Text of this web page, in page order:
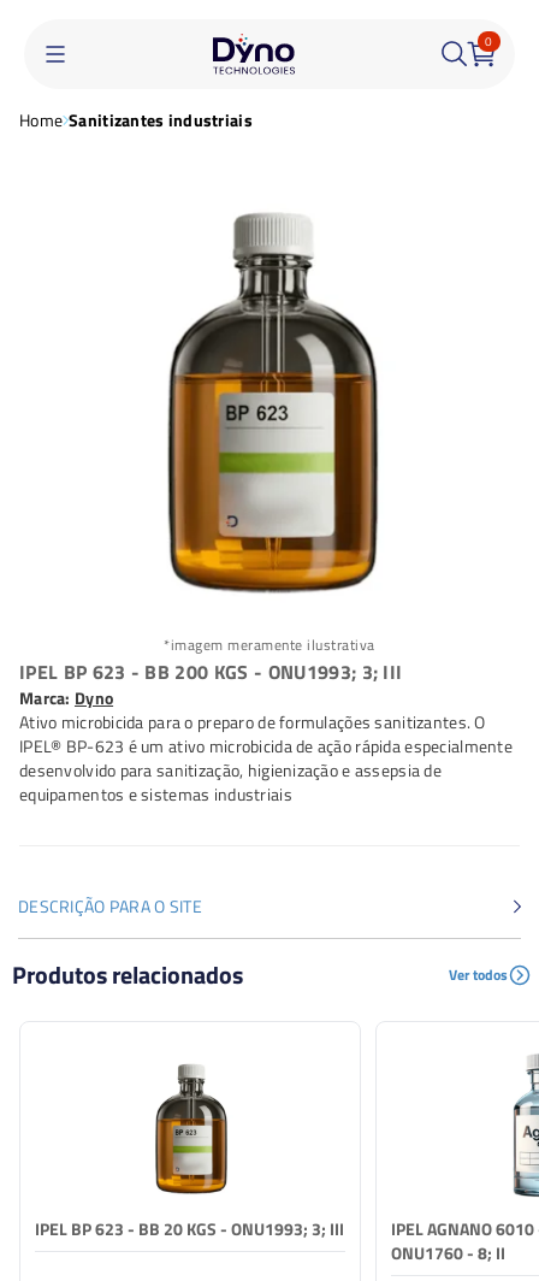
0
Home Sanitizantes industriais
*imagem meramente ilustrativa
IPEL BP 623 - BB 200 KGS - ONU1993; 3; III
Marca: Dyno
Ativo microbicida para o preparo de formulações sanitizantes. O
IPEL® BP-623 é um ativo microbicida de ação rápida especialmente
desenvolvido para sanitização, higienização e assepsia de
equipamentos e sistemas industriais
DESCRIÇÃO PARA O SITE
Ativo microbicida para o preparo de formulações
sanitizantes. O IPEL® BP-623 é um ativo microbicida de
ação rápida especialmente desenvolvido para
sistemas industriais
Produtos relacionados Ver todos
IPEL BP 623 - BB 20 KGS - ONU1993; 3; III
IPEL AGNANO
ONU1760 - 8; II